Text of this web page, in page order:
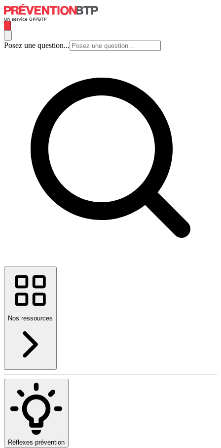
Posez une question...
Nos ressources
Réflexes prévention